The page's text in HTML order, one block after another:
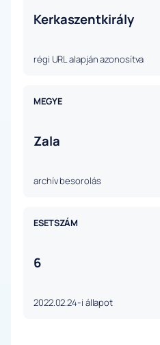
Kerkaszentkirály
régi URL alapján azonosítva
MEGYE
Zala
archív besorolás
ESETSZÁM
6
2022.02.24-i állapot